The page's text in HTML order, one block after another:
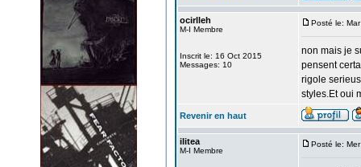
ocirlleh
M-I Membre
Inscrit le: 16 Oct 2015
Messages: 10
Posté le:
non mais je
pensent
rigole
styles.Et oui
Revenir en haut
ilitea
M-I Membre
Posté le: